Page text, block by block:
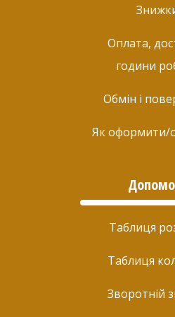
Оплата,
години
Обмін і
Як оформити/
Таблиця
Таблиця
Зворотній